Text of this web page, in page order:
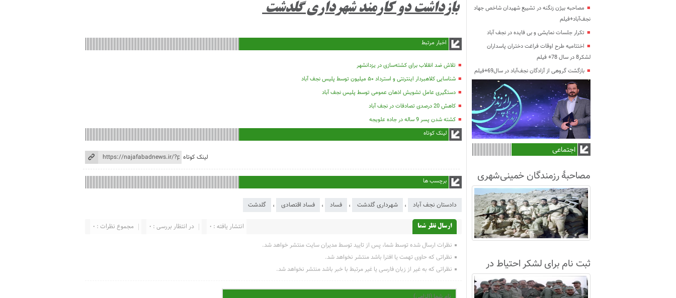
بازداشت دو کارمند شهرداری گلدشت
اخبار مرتبط
تلاش ضد انقلاب برای کشته‌سازی در یزدانشهر
شناسایی کلاهبردار اینترنتی و استرداد ۵۰ میلیون توسط پلیس نجف آباد
دستگیری عامل تشویش اذهان عمومی توسط پلیس نجف آباد
کاهش 20 درصدی تصادفات در نجف آباد
کشته شدن پسر 9 ساله در جاده علویجه
لینک کوتاه
لینک کوتاه
برچسب ها
دادستان نجف آباد ، شهرداری گلدشت ، فساد ، فساد اقتصادی ، گلدشت
ارسال نظر شما مجموع نظرات : 0 در انتظار بررسی : 0 انتشار یافته : 0
نظرات ارسال شده توسط شما، پس از تایید توسط مدیران سایت منتشر خواهد شد.
نظراتی که حاوی تهمت یا افترا باشد منتشر نخواهد شد.
نظراتی که به غیر از زبان فارسی یا غیر مرتبط با خبر باشد منتشر نخواهد شد.
مصاحبه بیژن زنگنه در تشییع شهیدان شاخص جهاد
نجف‌آباد+فیلم
تکرار جلسات نمایشی و بی فایده در نجف آباد
اختتامیه طرح اوقات فراغت دختران پاسداران
لشکر8 در سال 78+ فیلم
بازگشت گروهی از آزادگان نجف‌آباد در سال69+فیلم
اجتماعی
مصاحبۀ رزمندگان خمینی‌شهری
لشکر8 در سال63+فیلم
ثبت نام برای لشکر احتیاط در
نجف آباد